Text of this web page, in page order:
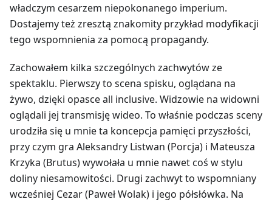
władczym cesarzem niepokonanego imperium.
Dostajemy też zresztą znakomity przykład modyfikacji
tego wspomnienia za pomocą propagandy.
Zachowałem kilka szczególnych zachwytów ze
spektaklu. Pierwszy to scena spisku, oglądana na
żywo, dzięki opasce all inclusive. Widzowie na widowni
oglądali jej transmisję wideo. To właśnie podczas sceny
urodziła się u mnie ta koncepcja pamięci przyszłości,
przy czym gra Aleksandry Listwan (Porcja) i Mateusza
Krzyka (Brutus) wywołała u mnie nawet coś w stylu
doliny niesamowitości. Drugi zachwyt to wspomniany
wcześniej Cezar (Paweł Wolak) i jego półsłówka. Na